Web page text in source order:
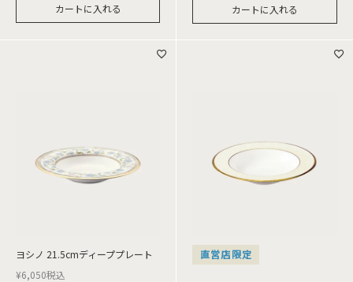
カートに入れる カートに入れる
ヨシノ 21.5cmディーププレート
¥6,050税込
直営店限定